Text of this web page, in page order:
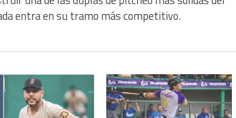
entra en su tramo más competitivo.